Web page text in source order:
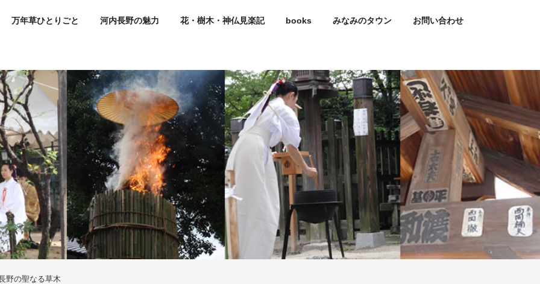
万年草ひとりごと 河内長野の魅力 花・樹木・神仏見楽記 books みなみのタウン お問い合わせ
野の聖なる草木